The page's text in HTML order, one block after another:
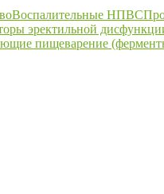
НПВС
эректильной
пищеварение